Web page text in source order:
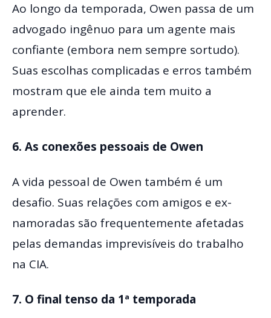
Ao longo da temporada, Owen passa de um
advogado ingênuo para um agente mais
confiante (embora nem sempre sortudo).
Suas escolhas complicadas e erros também
mostram que ele ainda tem muito a
aprender.
6. As conexões pessoais de Owen
A vida pessoal de Owen também é um
desafio. Suas relações com amigos e ex-
namoradas são frequentemente afetadas
pelas demandas imprevisíveis do trabalho
na CIA.
7. O final tenso da 1ª temporada